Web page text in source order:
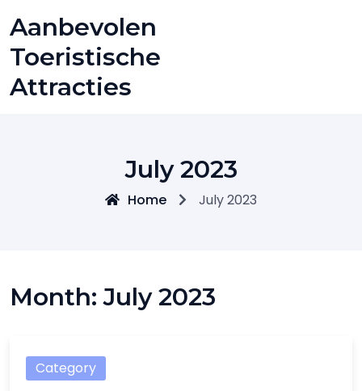
to
content
Aanbevolen
Toeristische
Attracties
July 2023
Home July 2023
Month:July 2023
Category